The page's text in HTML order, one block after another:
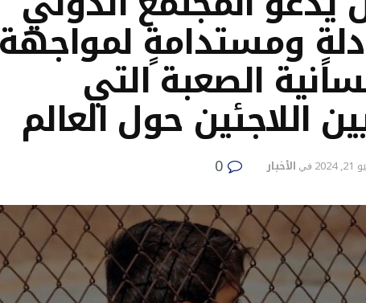
ومستدامةٍ لمواجهة
الصعبة التي
اللاجئين حول العالم
في الأخبار